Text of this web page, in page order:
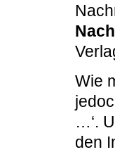
Wie
…‘.
den